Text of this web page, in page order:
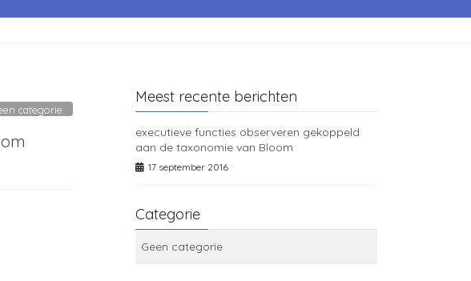
categorie
Meest recente berichten
executieve functies observeren gekoppeld
aan de taxonomie van Bloom
17 september 2016
Categorie
Geen categorie